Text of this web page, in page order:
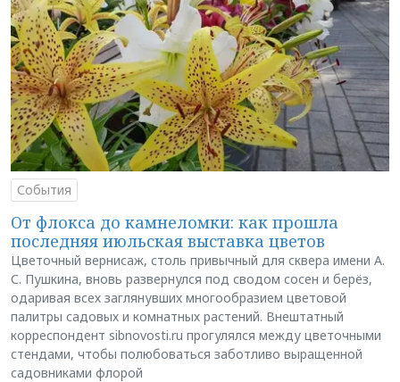
События
От флокса до камнеломки: как прошла
последняя июльская выставка цветов
Цветочный вернисаж, столь привычный для сквера имени А.
С. Пушкина, вновь развернулся под сводом сосен и берёз,
одаривая всех заглянувших многообразием цветовой
палитры садовых и комнатных растений. Внештатный
корреспондент sibnovosti.ru прогулялся между цветочными
стендами, чтобы полюбоваться заботливо выращенной
садовниками флорой